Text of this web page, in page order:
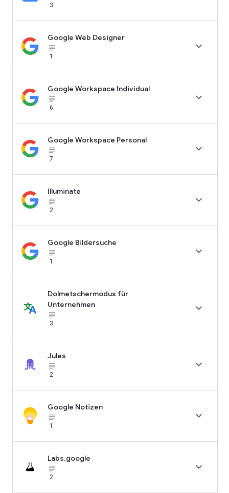
3
Google Web Designer
subject_black
1

Google Workspace Individual
subject_black
6

Google Workspace Personal
subject_black
7

Illuminate
subject_black
2

Google Bildersuche
subject_black
1

Dolmetschermodus für
Unternehmen
subject_black
3

Jules
subject_black
2

Google Notizen
subject_black
1

Labs.google
subject_black
2
